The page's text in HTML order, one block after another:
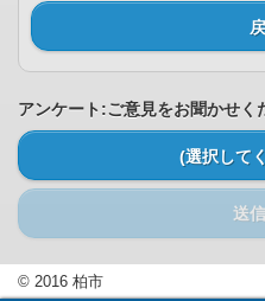
アンケート:ご意見をお聞かせく
(選択して
送
© 2016 柏市